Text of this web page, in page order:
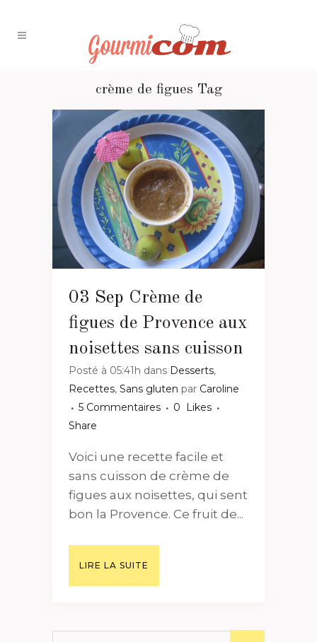
crème de figues Tag
03 Sep Crème de
figues de Provence aux
noisettes sans cuisson
Posté à 05:41h dans Desserts,
Recettes, Sans gluten par Caroline
5 Commentaires
0
Likes
Share
Voici une recette facile et
sans cuisson de crème de
figues aux noisettes, qui sent
bon la Provence. Ce fruit de...
LIRE LA SUITE